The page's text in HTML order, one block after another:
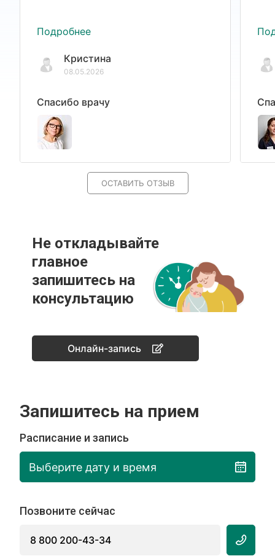
Подробнее
Кристина
08.05.2026
Спасибо врачу
ОСТАВИТЬ ОТЗЫВ
Не откладывайте
главное
запишитесь на
консультацию
Онлайн-запись
Запишитесь на прием
Расписание и запись
Выберите дату и время
Позвоните сейчас
8 800 200-43-34